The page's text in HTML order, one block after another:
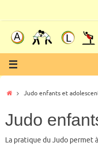
Accueil
Judo enfants et
Judo
La pratique du Judo permet